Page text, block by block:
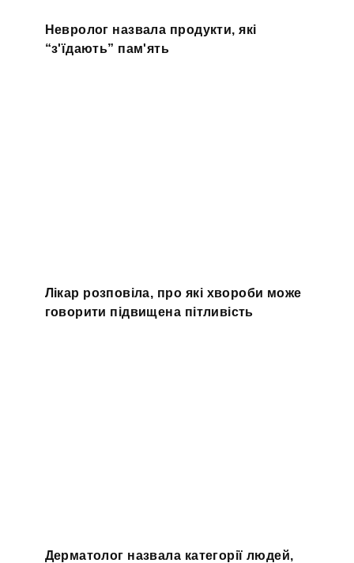
Невролог назвала продукти, які
“з'їдають” пам'ять
Лікар розповіла, про які хвороби може
говорити підвищена пітливість
Дерматолог назвала категорії людей,